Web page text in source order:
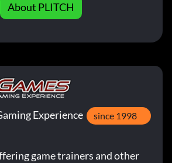
About PLITCH
Experience since 1998
game trainers and other